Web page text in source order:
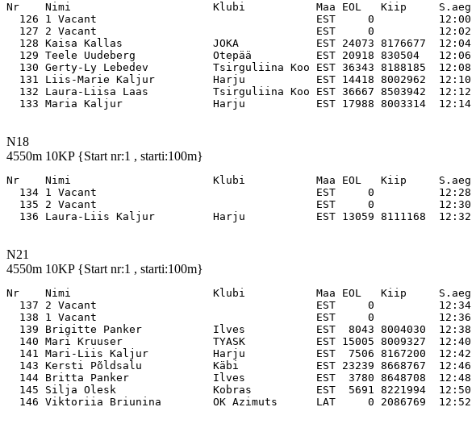
Nr    Nimi                      Klubi           Maa EOL   Kiip
126 1 Vacant                                  EST     0
127 2 Vacant                                  EST     0
128 Kaisa Kallas              JOKA            EST 24073 8176677
129 Teele Uudeberg            Otepää          EST 20918 830504
130 Gerty-Ly Lebedev          Tsirguliina Koo EST 36343 8188185
131 Liis-Marie Kaljur         Harju           EST 14418 8002962
132 Laura-Liisa Laas          Tsirguliina Koo EST 36667 8503942
N18
4550m 10KP {Start nr:1 , starti:100m}
Nr    Nimi                      Klubi           Maa EOL   Kiip
134 1 Vacant                                  EST     0
135 2 Vacant                                  EST     0
N21
4550m 10KP {Start nr:1 , starti:100m}
Nr    Nimi                      Klubi           Maa EOL   Kiip
137 2 Vacant                                  EST     0
138 1 Vacant                                  EST     0
139 Brigitte Panker           Ilves           EST  8043 8004030
140 Mari Kruuser              TYASK           EST 15005 8009327
141 Mari-Liis Kaljur          Harju           EST  7506 8167200
143 Kersti Põldsalu           Käbi            EST 23239 8668767
144 Britta Panker             Ilves           EST  3780 8648708
145 Silja Olesk               Kobras          EST  5691 8221994